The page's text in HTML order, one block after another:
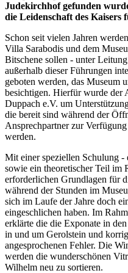
Judekirchhof gefunden
die Leidenschaft des Kaisers
Schon seit vielen Jahren
Villa Sarabodis und dem
Bitschene sollen - unter
außerhalb dieser Führungen
geboten werden, das Museum
besichtigen. Hierfür wurde der
Duppach e.V. um
die bereit sind während der
Ansprechpartner zur
werden.
Mit einer speziellen Schulung
sowie ein theoretischer Teil im
erforderlichen Grundlagen für
während der Stunden im
sich im Laufe der Jahre doch
eingeschlichen haben. Im
erklärte die die Exponate in
in und um Gerolstein und
angesprochenen Fehler. Die
werden die wunderschönen
Wilhelm neu zu sortieren.